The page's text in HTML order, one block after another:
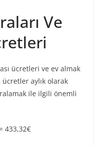
Ve
ücretleri ve ev almak
aylık olarak
ile ilgili önemli
433,32€